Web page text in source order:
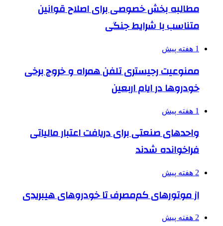
مطالبه بخش خصوصی برای اصلاح قوانین
متناسب با شرایط جنگی
1 هفته پیش
ممنوعیت رجیستری تلفن همراه و خروج برخی
خودروها در ایام اربعین
1 هفته پیش
واحدهای صنعتی برای دریافت اعتبار مالیاتی
فراخوانده شدند
2 هفته پیش
از موتورهای کم‌مصرف تا خودروهای هیبریدی
2 هفته پیش